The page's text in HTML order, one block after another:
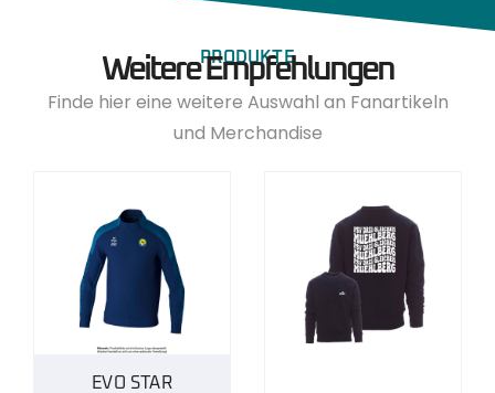
PRODUKTE
Weitere Empfehlungen
Finde hier eine weitere Auswahl an Fanartikeln
und Merchandise
EVO STAR